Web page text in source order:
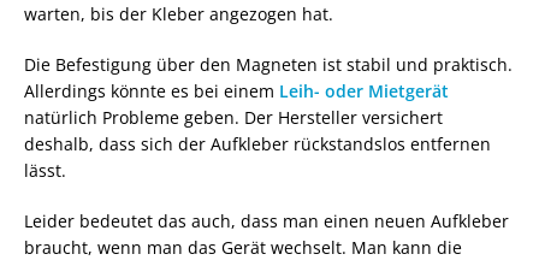
warten, bis der Kleber angezogen hat.
Die Befestigung über den Magneten ist stabil und praktisch.
Allerdings könnte es bei einem Leih- oder Mietgerät
natürlich Probleme geben. Der Hersteller versichert
deshalb, dass sich der Aufkleber rückstandslos entfernen
lässt.
Leider bedeutet das auch, dass man einen neuen Aufkleber
braucht, wenn man das Gerät wechselt. Man kann die